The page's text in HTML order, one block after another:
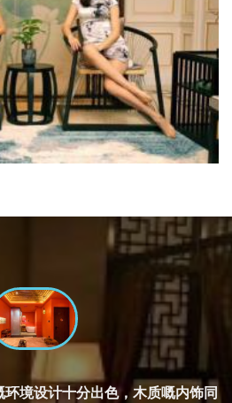
境设计十分出色，木质嘅内饰同